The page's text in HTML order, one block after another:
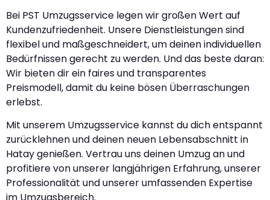
Bei PST Umzugsservice legen wir großen Wert auf
Kundenzufriedenheit. Unsere Dienstleistungen sind
flexibel und maßgeschneidert, um deinen individuellen
Bedürfnissen gerecht zu werden. Und das beste daran:
Wir bieten dir ein faires und transparentes
Preismodell, damit du keine bösen Überraschungen
erlebst.
Mit unserem Umzugsservice kannst du dich entspannt
zurücklehnen und deinen neuen Lebensabschnitt in
Hatay genießen. Vertrau uns deinen Umzug an und
profitiere von unserer langjährigen Erfahrung, unserer
Professionalität und unserer umfassenden Expertise